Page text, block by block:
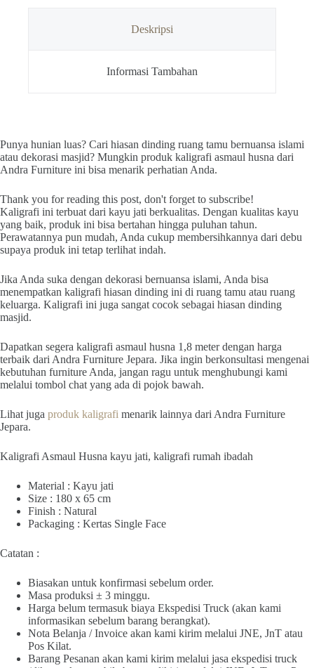
Deskripsi
Informasi Tambahan
Punya hunian luas? Cari hiasan dinding ruang tamu bernuansa islami
atau dekorasi masjid? Mungkin produk kaligrafi asmaul husna dari
Andra Furniture ini bisa menarik perhatian Anda.
Thank you for reading this post, don't forget to subscribe!
Kaligrafi ini terbuat dari kayu jati berkualitas. Dengan kualitas kayu
yang baik, produk ini bisa bertahan hingga puluhan tahun.
Perawatannya pun mudah, Anda cukup membersihkannya dari debu
supaya produk ini tetap terlihat indah.
Jika Anda suka dengan dekorasi bernuansa islami, Anda bisa
menempatkan kaligrafi hiasan dinding ini di ruang tamu atau ruang
keluarga. Kaligrafi ini juga sangat cocok sebagai hiasan dinding
masjid.
Dapatkan segera kaligrafi asmaul husna 1,8 meter dengan harga
terbaik dari Andra Furniture Jepara. Jika ingin berkonsultasi mengenai
kebutuhan furniture Anda, jangan ragu untuk menghubungi kami
melalui tombol chat yang ada di pojok bawah.
Lihat juga produk kaligrafi menarik lainnya dari Andra Furniture
Jepara.
Kaligrafi Asmaul Husna kayu jati, kaligrafi rumah ibadah
Material : Kayu jati
Size : 180 x 65 cm
Finish : Natural
Packaging : Kertas Single Face
Catatan :
Biasakan untuk konfirmasi sebelum order.
Masa produksi ± 3 minggu.
Harga belum termasuk biaya Ekspedisi Truck (akan kami
informasikan sebelum barang berangkat).
Nota Belanja / Invoice akan kami kirim melalui JNE, JnT atau
Pos Kilat.
Barang Pesanan akan kami kirim melalui jasa ekspedisi truck